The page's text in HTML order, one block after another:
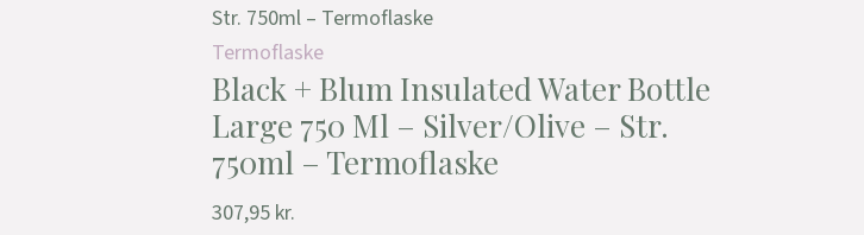
Str. 750ml – Termoflaske
Termoflaske
Black + Blum Insulated Water Bottle
Large 750 Ml – Silver/Olive – Str.
750ml – Termoflaske
307,95 kr.